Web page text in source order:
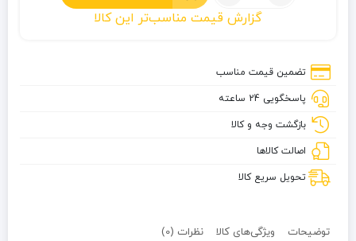
بقا
گزارش قیمت مناسب‌تر این کالا
تضمین قیمت مناسب
پاسخگویی 24 ساعته
بازگشت وجه و کالا
اصالت کالاها
تحویل سریع کالا
توضیحات ویژگی‌های کالا نظرات (0)